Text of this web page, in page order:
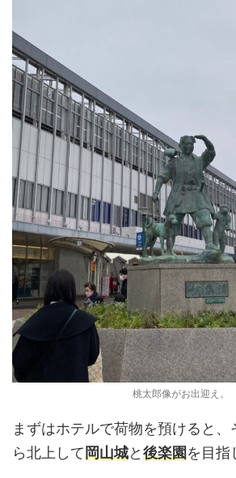
桃太郎像がお出迎え。
まずはホテルで荷物を預けると
ら北上して岡山城と後楽園を目指